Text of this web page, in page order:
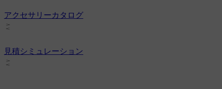
アクセサリーカタログ
見積シミュレーション